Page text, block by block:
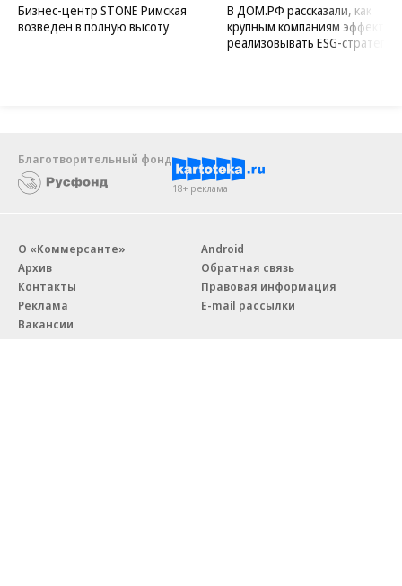
Бизнес-центр STONE Римская
возведен в полную высоту
В ДОМ.РФ рассказали, как
крупным компаниям
реализовывать ESG-стратегию
Благотворительный фонд
18+ реклама
О «Коммерсанте»
Архив
Контакты
Реклама
Вакансии
Android
Обратная связь
Правовая информация
E-mail рассылки